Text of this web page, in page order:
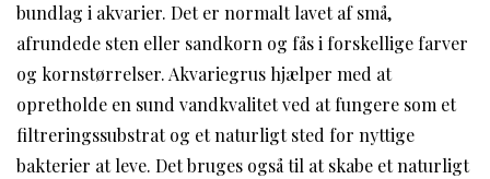
bundlag i akvarier. Det er normalt lavet af små,
afrundede sten eller sandkorn og fås i forskellige farver
og kornstørrelser. Akvariegrus hjælper med at
opretholde en sund vandkvalitet ved at fungere som et
filtreringssubstrat og et naturligt sted for nyttige
bakterier at leve. Det bruges også til at skabe et naturligt